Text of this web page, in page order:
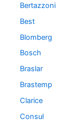
Bertazzoni
Best
Blomberg
Bosch
Braslar
Brastemp
Clarice
Consul